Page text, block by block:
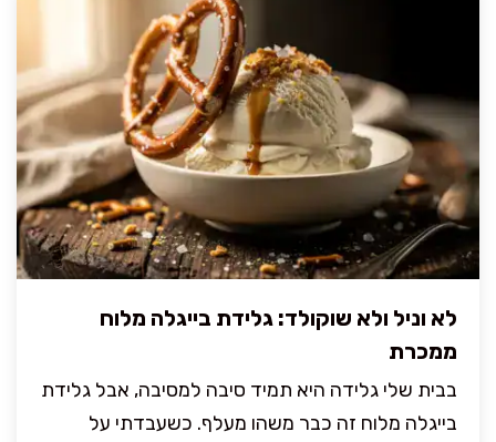
לא וניל ולא שוקולד: גלידת בייגלה מלוח
ממכרת
בבית שלי גלידה היא תמיד סיבה למסיבה, אבל גלידת
בייגלה מלוח זה כבר משהו מעלף. כשעבדתי על